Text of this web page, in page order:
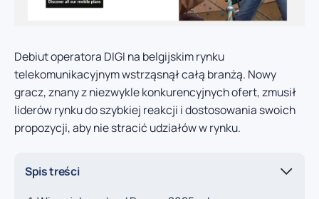
Debiut operatora DIGI na belgijskim rynku
telekomunikacyjnym wstrząsnął całą branżą. Nowy
gracz, znany z niezwykle konkurencyjnych ofert, zmusił
liderów rynku do szybkiej reakcji i dostosowania swoich
propozycji, aby nie stracić udziałów w rynku.
Spis treści